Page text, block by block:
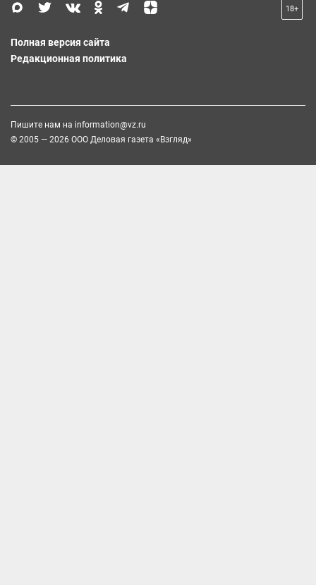
18+
Полная версия сайта
Редакционная политика
Пишите нам на information@vz.ru
© 2005 — 2026 ООО Деловая газета «Взгляд»